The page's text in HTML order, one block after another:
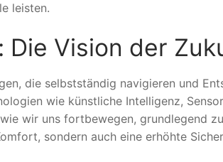
leisten.
Die Vision der
die selbstständig navigieren und
wie künstliche Intelligenz,
wir uns fortbewegen, grundlegend
sondern auch eine erhöhte